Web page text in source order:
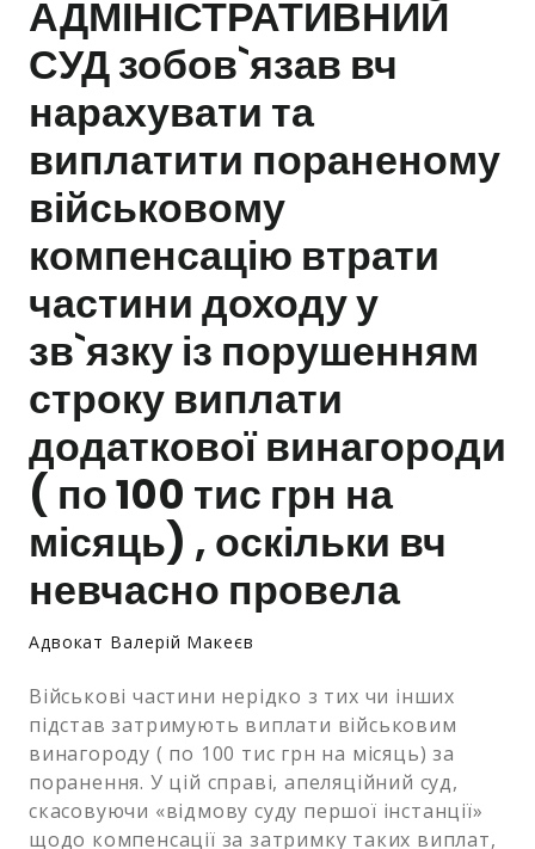
Залишити заявку
АДМІНІСТРАТИВНИЙ
СУД зобов`язав вч
нарахувати та
виплатити пораненому
військовому
компенсацію втрати
частини доходу у
зв`язку із порушенням
строку виплати
додаткової винагороди
( по 100 тис грн на
місяць) , оскільки вч
невчасно провела
Адвокат Валерій Макеєв
Військові частини нерідко з тих чи інших
підстав затримують виплати військовим
винагороду ( по 100 тис грн на місяць) за
поранення. У цій справі, апеляційний суд,
скасовуючи «відмову суду першої інстанції»
щодо компенсації за затримку таких виплат,